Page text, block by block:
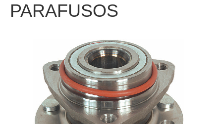
PARAFUSOS